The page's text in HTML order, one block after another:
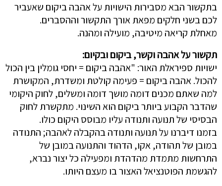
בתקשור הבא מסבירות הישויות על אהבה ביקום שאעביר
לכם בשני חלקים מפאת אורך התקשור וההסברים.
מאחלת קריאה מיטיבה, מועילה ומהנה.
תקשור על אהבה וקשר, ביקום ובקיום:
ישויות ספיראלת האור: "אהבה ביקום = יחסי גומלין בין הכול
להכול. אהבה ביקום = פעימה קולטת ומשדרת, המקושרת
למה שאתם מכנים דומה מושך דומה ומשלים, לחוק היקומי
שהדבר הקבוע ביותר ביקום הוא השינוי. מתקשרת לחוק
הבסיסי של תנועה ותנודה עליו מבוסס היקום כולו.
בזמנו דיברנו על תנועה ותנודה בהקבלה לאהבה; התנודה
במובן של תהודה, אקו, הדהוד והתנועה במובן של
התרחשות מתמדת מהדהדת ומפעילה כל יצור נברא,
להגשמת הפוטנציאל האצור בו מעצם היותו.